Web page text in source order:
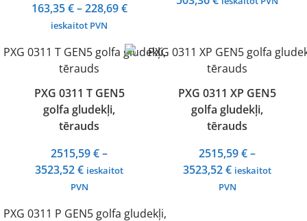
163,35€–228,69€Price
163,35 €
through
ieskaitot PVN
PXG 0311 T GEN5
golfa gludekļi,
tērauds
2515,59€ –
3523,52€Price
range:
ieskaitot
PVN
PXG 0311 XP GEN5
golfa gludekļi,
tērauds
2515,59€ –
3523,52€Price
range:
ieskaitot
PVN